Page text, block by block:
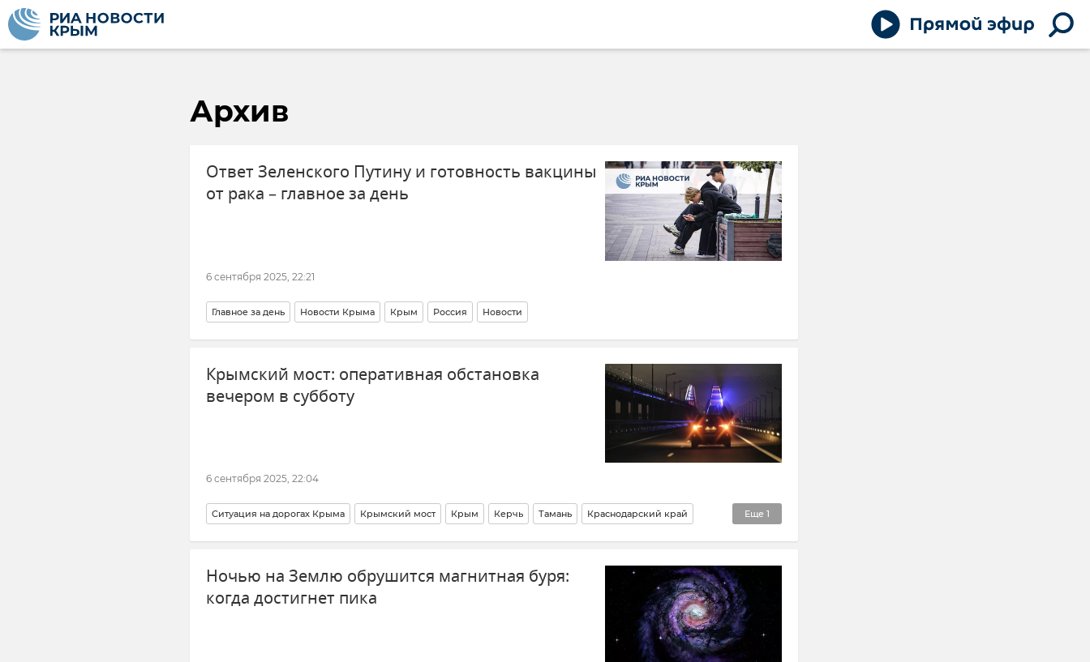
Архив
Ответ Зеленского Путину и готовность вакцины
от рака – главное за день
6 сентября 2025, 22:21
Главное за день Новости Крыма Крым Россия Новости
Крымский мост: оперативная обстановка
вечером в субботу
6 сентября 2025, 22:04
Еще 1
Ситуация на дорогах Крыма Крымский мост Крым Керчь Тамань Краснодарский край
Очереди на Крымском мосту
Ночью на Землю обрушится магнитная буря:
когда достигнет пика